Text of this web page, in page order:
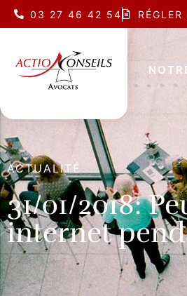
03 27 46 42 54
ACTUALITÉ
31/01/2018:
internet